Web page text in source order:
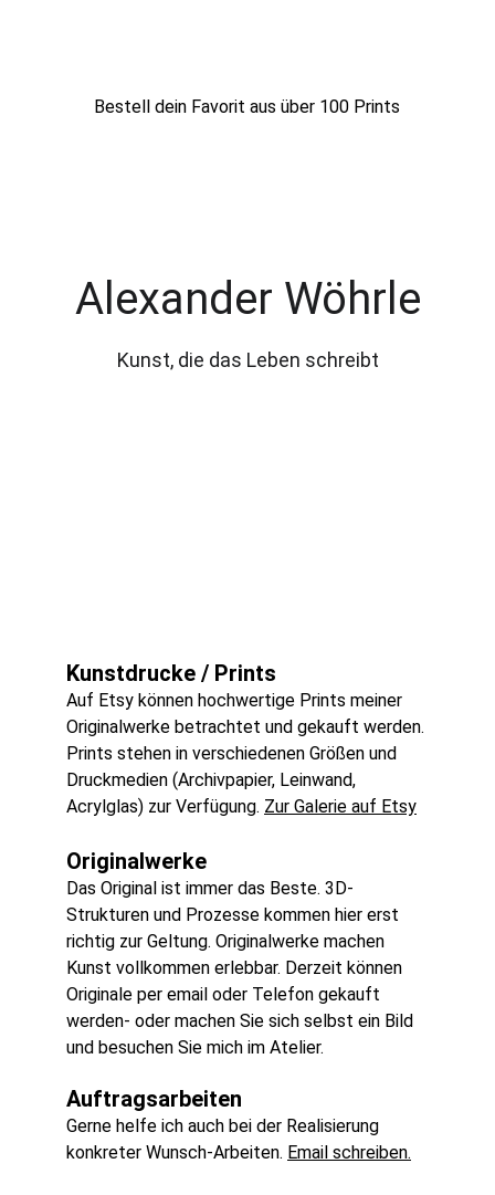
Bestell dein Favorit aus über 100 Prints
Alexander Wöhrle
Kunst, die das Leben schreibt
Gerne helfe ich auch bei der Realisierung
konkreter Wunsch-Arbeiten. Email schreiben.
Auftragsarbeiten
Das Original ist immer das Beste. 3D-
Strukturen und Prozesse kommen hier erst
richtig zur Geltung. Originalwerke machen
Kunst vollkommen erlebbar. Derzeit können
Originale per email oder Telefon gekauft
werden- oder machen Sie sich selbst ein Bild
und besuchen Sie mich im Atelier.
Originalwerke
Auf Etsy können hochwertige Prints meiner
Originalwerke betrachtet und gekauft werden.
Prints stehen in verschiedenen Größen und
Druckmedien (Archivpapier, Leinwand,
Acrylglas) zur Verfügung. Zur Galerie auf Etsy
Kunstdrucke / Prints